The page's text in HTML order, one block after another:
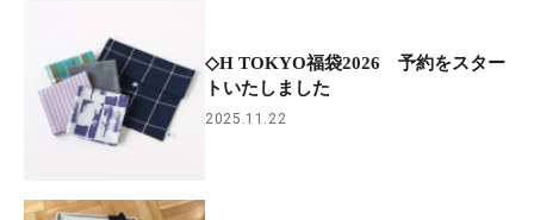
◇H TOKYO福袋2026 予約をスター
トいたしました
2025.11.22